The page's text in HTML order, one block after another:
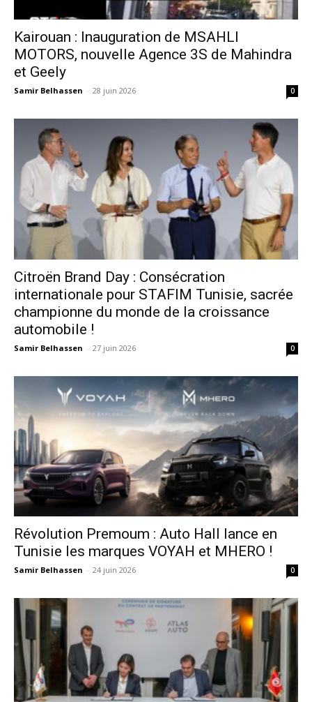
Kairouan : Inauguration de MSAHLI
MOTORS, nouvelle Agence 3S de Mahindra
et Geely
Samir Belhassen - 28 juin 2026 0
Citroën Brand Day : Consécration
internationale pour STAFIM Tunisie, sacrée
championne du monde de la croissance
automobile !
Samir Belhassen - 27 juin 2026 0
Révolution Premoum : Auto Hall lance en
Tunisie les marques VOYAH et MHERO !
Samir Belhassen - 24 juin 2026 0